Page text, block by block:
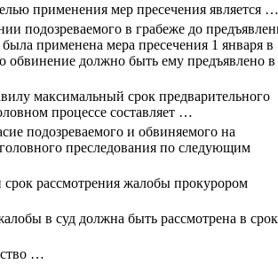
применения мер пресечения является …
подозреваемого в грабеже до
применена мера пресечения 1 января в
обвинение должно быть ему предъявлено в
максимальный срок предварительного
процессе составляет …
подозреваемого и обвиняемого на
преследования по следующим
рассмотрения жалобы прокурором
в суд должна быть рассмотрена в
…